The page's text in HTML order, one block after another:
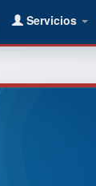
Servicios